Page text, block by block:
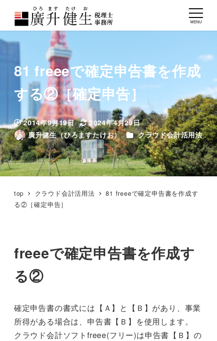
MENU
81 freeeで確定申告書を作成
する②［確定申告］
投稿日
2014年9月19日
更新日
2024年4月29日
著
者
廣升健生（ひろますたけお） カテゴリー
クラウド会計活用法
top クラウド会計活用法
81 freeeで確定申告書を作成す
る②［確定申告］
freeeで確定申告書を作成す
る②
確定申告書の書式には【Ａ】と【Ｂ】があり、事業
所得がある場合は、申告書【Ｂ】を使用します。
クラウド会計ソフトfreee(フリー)は申告書【Ｂ】の